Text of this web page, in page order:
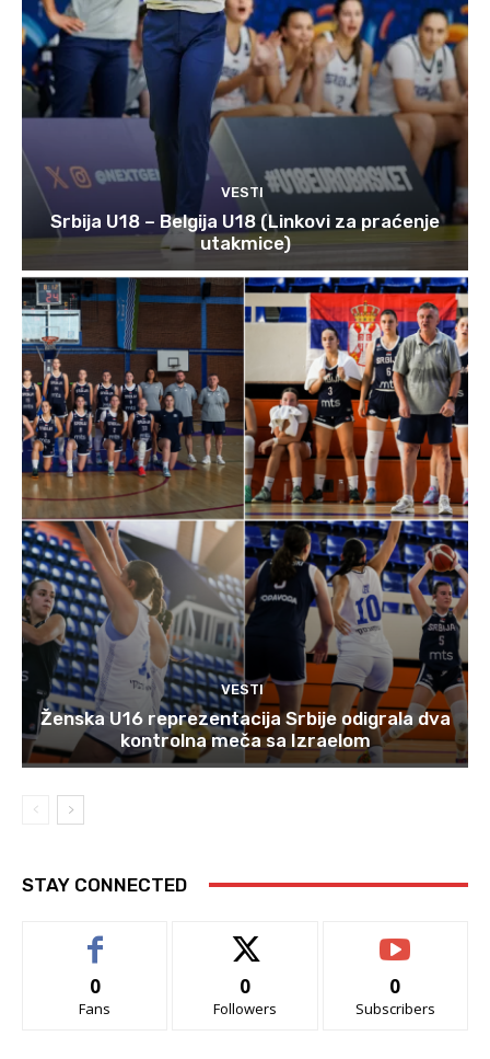
VESTI
Srbija U18 – Belgija U18 (Linkovi za praćenje
utakmice)
VESTI
Ženska U16 reprezentacija Srbije odigrala dva
kontrolna meča sa Izraelom
STAY CONNECTED
0
Fans
0
Followers
0
Subscribers